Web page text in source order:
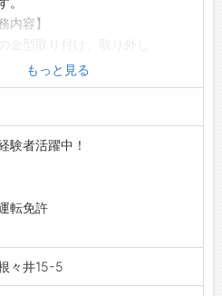
のだろう？」と想像すること
が誰かの日常を支えていると感
る企業活動
クで豊かな社会を創造する』こ
てが、社員や関係者全ての人々
させるためのものであると考え
り
内容】
力と出来栄え品質確認
ーション業務
が整っているので、未経験でも
土日＋平日1日休み）で、しっか
！
製造に貢献できる！
欠かせないプラスチック製品の
もっと見る
験者活躍中！
転免許
々井15-5